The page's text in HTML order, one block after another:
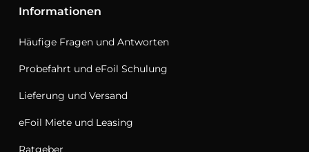
Informationen
Häufige Fragen und Antworten
Probefahrt und eFoil Schulung
Lieferung und Versand
eFoil Miete und Leasing
Ratgeber